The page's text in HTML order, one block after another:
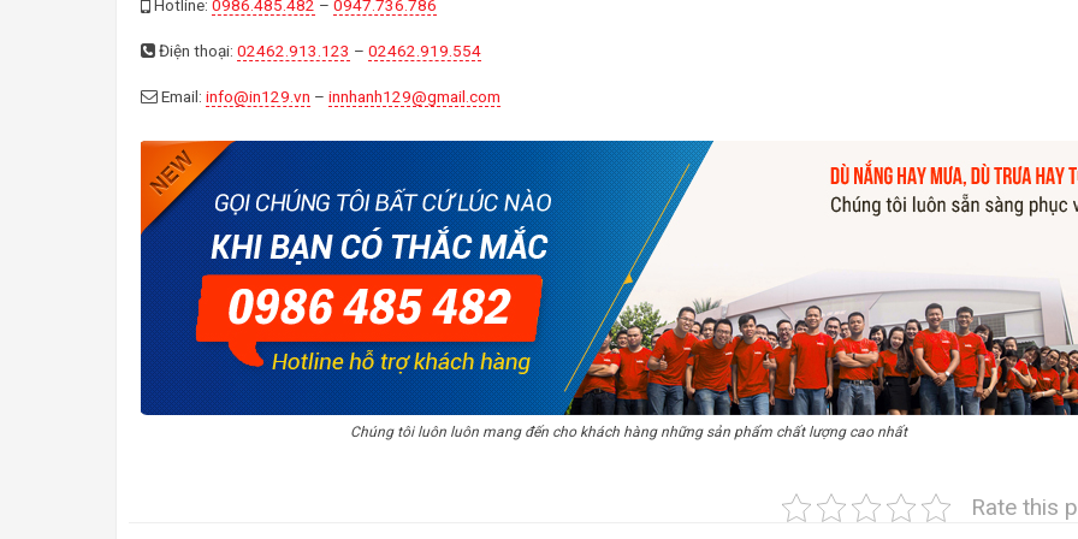
Hotline: 0986.485.482 – 0947.736.786
Điện thoại: 02462.913.123 – 02462.919.554
Email: info@in129.vn – innhanh129@gmail.com
Chúng tôi luôn luôn mang đến cho khách hàng những sản phẩm chất lượng cao nhất
Rate this